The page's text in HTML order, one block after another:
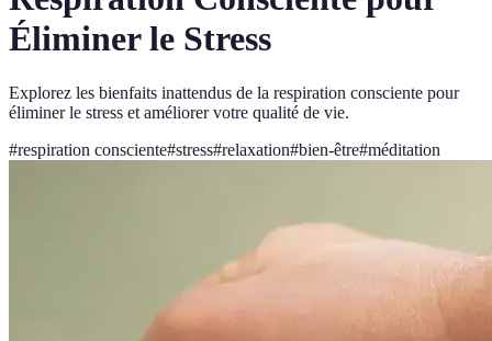
Éliminer le Stress
Explorez les bienfaits inattendus de la respiration consciente pour
éliminer le stress et améliorer votre qualité de vie.
#respiration consciente#stress#relaxation#bien-être#méditation